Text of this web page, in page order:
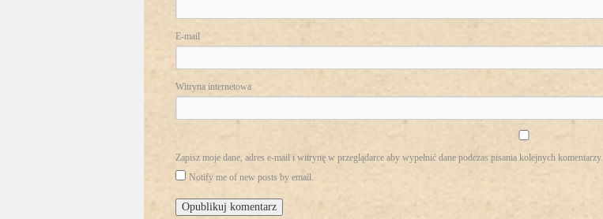
E-mail
Witryna internetowa
Zapisz moje dane, adres e-mail i witrynę w przeglądarce aby wypełnić dane podczas pisania kolejnych komentarzy.
Notify me of new posts by email.